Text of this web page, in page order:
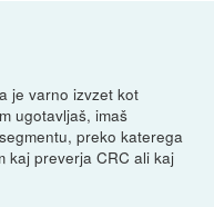
je varno izvzet kot
ugotavljaš, imaš
preko katerega
kaj preverja CRC ali kaj